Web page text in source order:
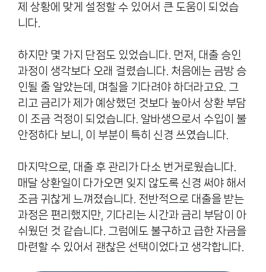
제 상황에 맞게 설정할 수 있어서 큰 도움이 되었습
니다.
하지만 몇 가지 단점도 있었습니다. 먼저, 대출 승인
과정이 생각보다 오래 걸렸습니다. 처음에는 금방 승
인될 줄 알았는데, 며칠을 기다려야 하더라고요. 그
리고 금리가 제가 예상했던 것보다 높아서 상환 부담
이 조금 걱정이 되었습니다. 알바생으로서 수입이 불
안정하다 보니, 이 부분이 특히 신경 쓰였습니다.
마지막으로, 대출 후 관리가 다소 번거로웠습니다.
매달 상환일이 다가오면 잊지 않도록 신경 써야 해서
조금 귀찮게 느껴졌습니다. 전반적으로 대출을 받는
과정은 편리했지만, 기다리는 시간과 금리 부담이 아
쉬웠던 것 같습니다. 그럼에도 불구하고 급한 자금을
마련할 수 있어서 괜찮은 선택이었다고 생각합니다.